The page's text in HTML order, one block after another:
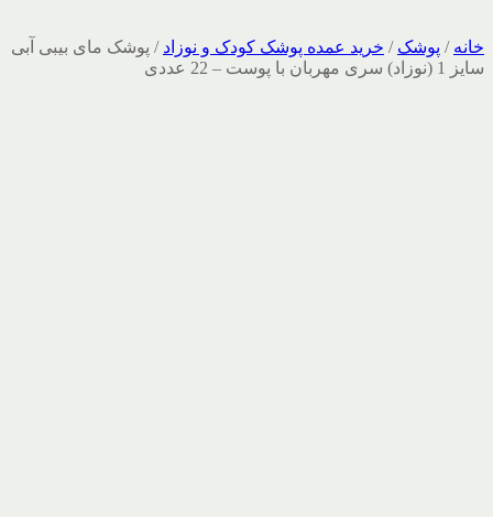
خانه / پوشک / خرید عمده پوشک کودک و نوزاد / پوشک مای بیبی آبی
سایز 1 (نوزاد) سری مهربان با پوست – 22 عددی